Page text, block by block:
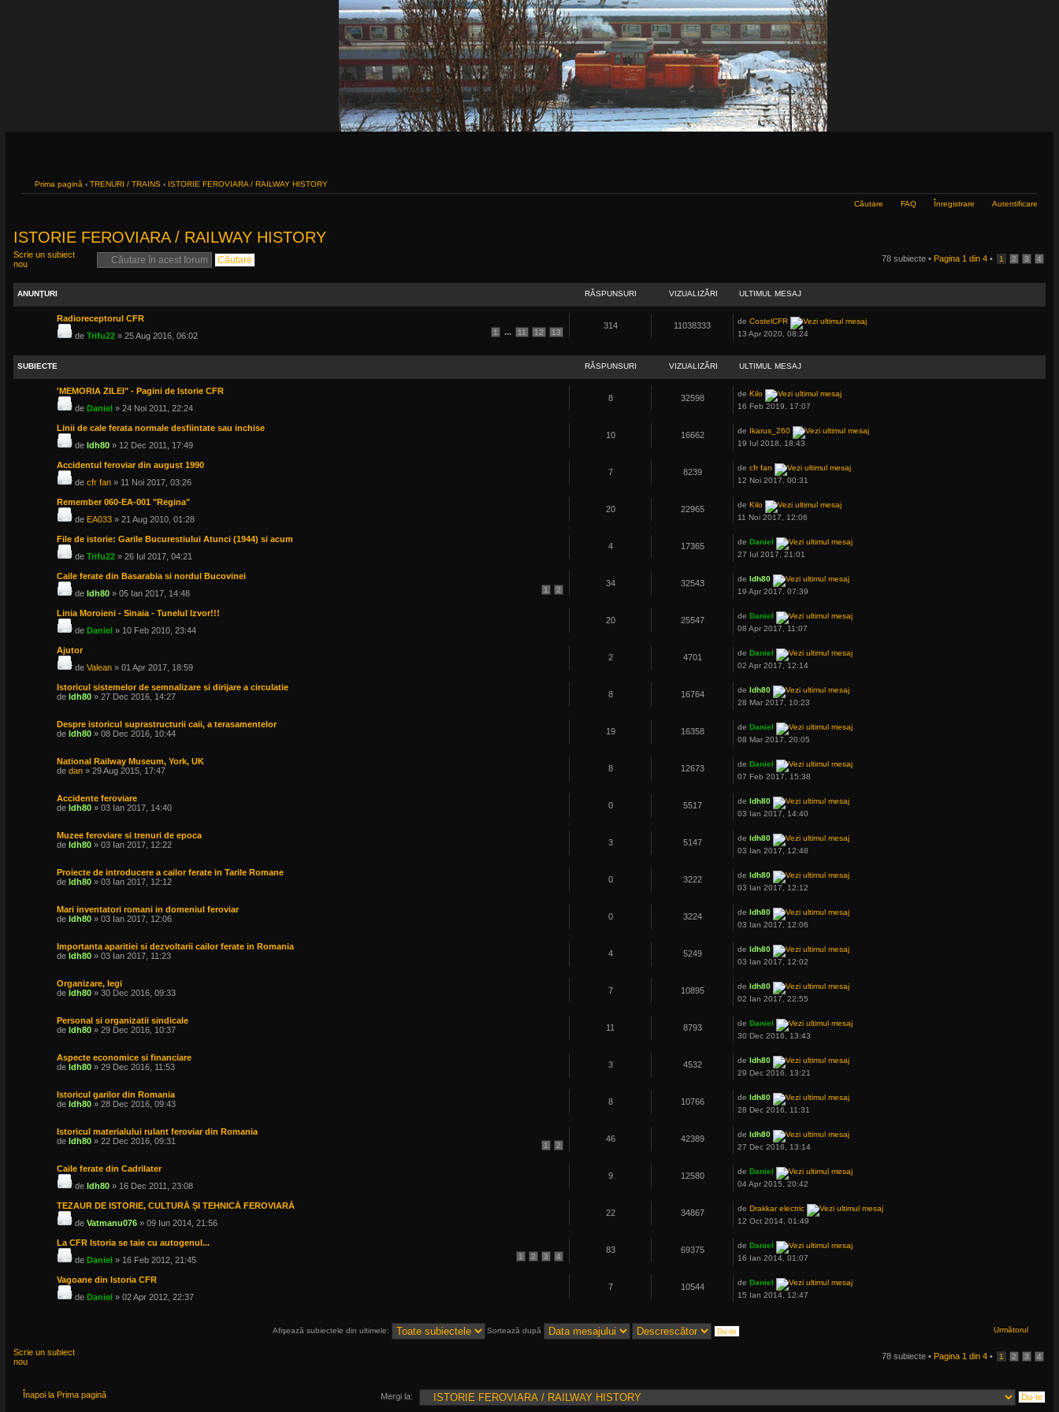
Prima pagină ‹ TRENURI / TRAINS ‹ ISTORIE FEROVIARA / RAILWAY HISTORY
Căutare FAQ Înregistrare Autentificare
ISTORIE FEROVIARA / RAILWAY HISTORY
Scrie un subiect
nou
78 subiecte • Pagina 1 din4 • 1 2 3 4
ANUNŢURI RĂSPUNSURI VIZUALIZĂRI ULTIMUL MESAJ
Radioreceptorul CFR
1 ... 11 12 13
de Trifu22» 25 Aug 2016, 06:02
314 11038333 deCostelCFR
13 Apr 2020, 08:24
SUBIECTE RĂSPUNSURI VIZUALIZĂRI ULTIMUL MESAJ
'MEMORIA ZILEI" - Pagini de Istorie CFR
de Daniel» 24 Noi 2011, 22:24
8 32598 deKilo
16 Feb 2019, 17:07
Linii de cale ferata normale desfiintate sau inchise
de ldh80» 12 Dec 2011, 17:49
10 16662 de Ikarus_260
19 Iul 2018, 18:43
Accidentul feroviar din august 1990
de cfr fan» 11 Noi 2017, 03:26
7 8239 decfr fan
12 Noi 2017, 00:31
Remember 060-EA-001 "Regina"
de EA033» 21 Aug 2010, 01:28
20 22965 deKilo
11 Noi 2017, 12:06
File de istorie: Garile Bucurestiului Atunci (1944) si acum
de Trifu22» 26 Iul 2017, 04:21
4 17365 deDaniel
27 Iul 2017, 21:01
Caile ferate din Basarabia si nordul Bucovinei
1 2
de ldh80» 05 Ian 2017, 14:48
34 32543 deldh80
19 Apr 2017, 07:39
Linia Moroieni - Sinaia - Tunelul Izvor!!!
de Daniel» 10 Feb 2010, 23:44
20 25547 deDaniel
08 Apr 2017, 11:07
Ajutor
de Valean» 01 Apr 2017, 18:59
2 4701 deDaniel
02 Apr 2017, 12:14
Istoricul sistemelor de semnalizare si dirijare a circulatie
de ldh80» 27 Dec 2016, 14:27 8 16764 deldh80
28 Mar 2017, 10:23
Despre istoricul suprastructurii caii, a terasamentelor
de ldh80» 08 Dec 2016, 10:44 19 16358 deDaniel
08 Mar 2017, 20:05
National Railway Museum, York, UK
de dan» 29 Aug 2015, 17:47 8 12673 deDaniel
07 Feb 2017, 15:38
Accidente feroviare
de ldh80» 03 Ian 2017, 14:40 0 5517 deldh80
03 Ian 2017, 14:40
Muzee feroviare si trenuri de epoca
de ldh80» 03 Ian 2017, 12:22 3 5147 deldh80
03 Ian 2017, 12:48
Proiecte de introducere a cailor ferate in Tarile Romane
de ldh80» 03 Ian 2017, 12:12 0 3222 deldh80
03 Ian 2017, 12:12
Mari inventatori romani in domeniul feroviar
de ldh80» 03 Ian 2017, 12:06 0 3224 deldh80
03 Ian 2017, 12:06
Importanta aparitiei si dezvoltarii cailor ferate in Romania
de ldh80» 03 Ian 2017, 11:23 4 5249 deldh80
03 Ian 2017, 12:02
Organizare, legi
de ldh80» 30 Dec 2016, 09:33 7 10895 deldh80
02 Ian 2017, 22:55
Personal si organizatii sindicale
de ldh80» 29 Dec 2016, 10:37 11 8793 deDaniel
30 Dec 2016, 13:43
Aspecte economice si financiare
de ldh80» 29 Dec 2016, 11:53 3 4532 deldh80
29 Dec 2016, 13:21
Istoricul garilor din Romania
de ldh80» 28 Dec 2016, 09:43 8 10766 deldh80
28 Dec 2016, 11:31
Istoricul materialului rulant feroviar din Romania
1 2
de ldh80» 22 Dec 2016, 09:31 46 42389 deldh80
27 Dec 2016, 13:14
Caile ferate din Cadrilater
de ldh80» 16 Dec 2011, 23:08
9 12580 deDaniel
04 Apr 2015, 20:42
TEZAUR DE ISTORIE, CULTURĂ ȘI TEHNICĂ FEROVIARĂ
de Vatmanu076» 09 Iun 2014, 21:56
22 34867 deDrakkar electric
12 Oct 2014, 01:49
La CFR Istoria se taie cu autogenul...
1 2 3 4
de Daniel» 16 Feb 2012, 21:45
83 69375 deDaniel
16 Ian 2014, 01:07
Vagoane din Istoria CFR
de Daniel» 02 Apr 2012, 22:37
7 10544 deDaniel
15 Ian 2014, 12:47
Următorul
Afişează subiectele din ultimele: Sortează după
Scrie un subiect
nou
78 subiecte • Pagina 1 din4 • 1 2 3 4
Înapoi la Prima pagină Mergi la: